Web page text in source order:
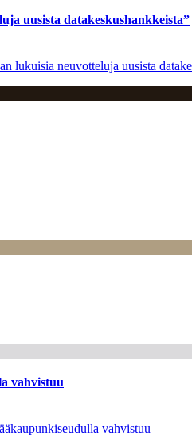
uusista datakeskushankkeista”
lukuisia neuvotteluja uusista
vahvistuu
vahvistuu